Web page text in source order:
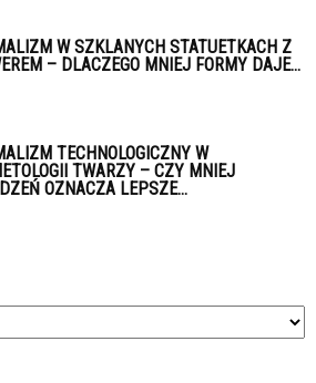
W SZKLANYCH STATUETKACH Z
– DLACZEGO MNIEJ FORMY DAJE...
TECHNOLOGICZNY W
TWARZY – CZY MNIEJ
OZNACZA LEPSZE...